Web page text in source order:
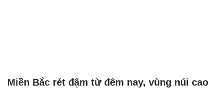
Miền Bắc rét đậm từ đêm nay, vùng núi cao